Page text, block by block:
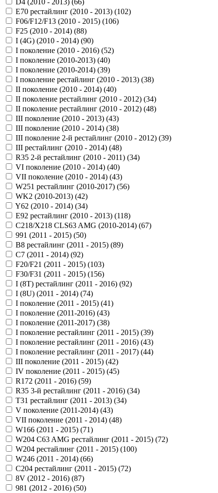
D4 (2010 - 2013) (66)
E70 рестайлинг (2010 - 2013) (102)
F06/F12/F13 (2010 - 2015) (106)
F25 (2010 - 2014) (88)
I (4G) (2010 - 2014) (90)
I поколение (2010 - 2016) (52)
I поколение (2010-2013) (40)
I поколение (2010-2014) (39)
I поколение рестайлинг (2010 - 2013) (38)
II поколение (2010 - 2014) (40)
II поколение рестайлинг (2010 - 2012) (34)
II поколение рестайлинг (2010 - 2012) (48)
III поколение (2010 - 2013) (43)
III поколение (2010 - 2014) (38)
III поколение 2-й рестайлинг (2010 - 2012) (39)
III рестайлинг (2010 - 2014) (48)
R35 2-й рестайлинг (2010 - 2011) (34)
VI поколение (2010 - 2014) (40)
VII поколение (2010 - 2014) (43)
W251 рестайлинг (2010-2017) (56)
WK2 (2010-2013) (42)
Y62 (2010 - 2014) (34)
Е92 рестайлинг (2010 - 2013) (118)
С218/X218 CLS63 AMG (2010-2014) (67)
991 (2011 - 2015) (50)
B8 рестайлинг (2011 - 2015) (89)
C7 (2011 - 2014) (92)
F20/F21 (2011 - 2015) (103)
F30/F31 (2011 - 2015) (156)
I (8T) рестайлинг (2011 - 2016) (92)
I (8U) (2011 - 2014) (74)
I поколение (2011 - 2015) (41)
I поколение (2011-2016) (43)
I поколение (2011-2017) (38)
I поколение рестайлинг (2011 - 2015) (39)
I поколение рестайлинг (2011 - 2016) (43)
I поколение рестайлинг (2011 - 2017) (44)
III поколение (2011 - 2015) (42)
IV поколение (2011 - 2015) (45)
R172 (2011 - 2016) (59)
R35 3-й рестайлинг (2011 - 2016) (34)
T31 рестайлинг (2011 - 2013) (34)
V поколение (2011-2014) (43)
VII поколение (2011 - 2014) (48)
W166 (2011 - 2015) (71)
W204 C63 AMG рестайлинг (2011 - 2015) (72)
W204 рестайлинг (2011 - 2015) (100)
W246 (2011 - 2014) (66)
С204 рестайлинг (2011 - 2015) (72)
8V (2012 - 2016) (87)
981 (2012 - 2016) (50)